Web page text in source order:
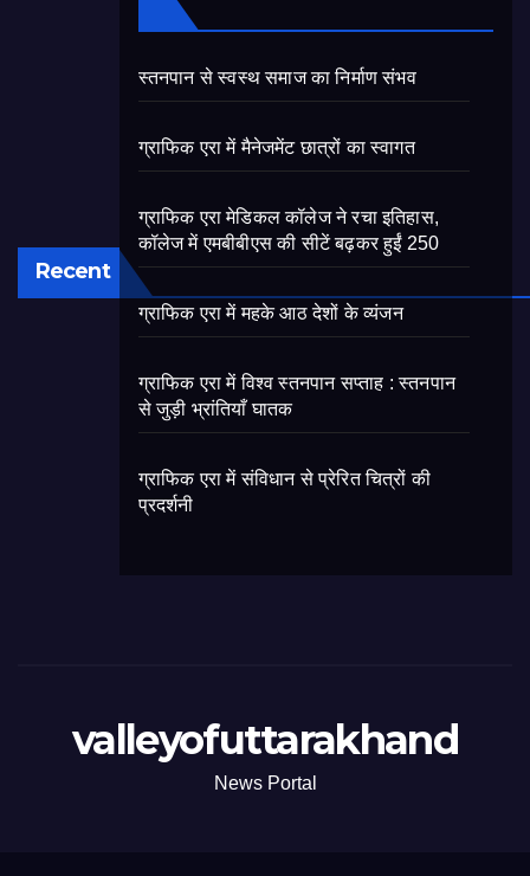
Recent
स्तनपान से स्वस्थ समाज का निर्माण संभव
ग्राफिक एरा में मैनेजमेंट छात्रों का स्वागत
ग्राफिक एरा मेडिकल कॉलेज ने रचा इतिहास,
कॉलेज में एमबीबीएस की सीटें बढ़कर हुईं 250
ग्राफिक एरा में महके आठ देशों के व्यंजन
ग्राफिक एरा में विश्व स्तनपान सप्ताह : स्तनपान
से जुड़ी भ्रांतियाँ घातक
ग्राफिक एरा में संविधान से प्रेरित चित्रों की
प्रदर्शनी
valleyofuttarakhand
News Portal